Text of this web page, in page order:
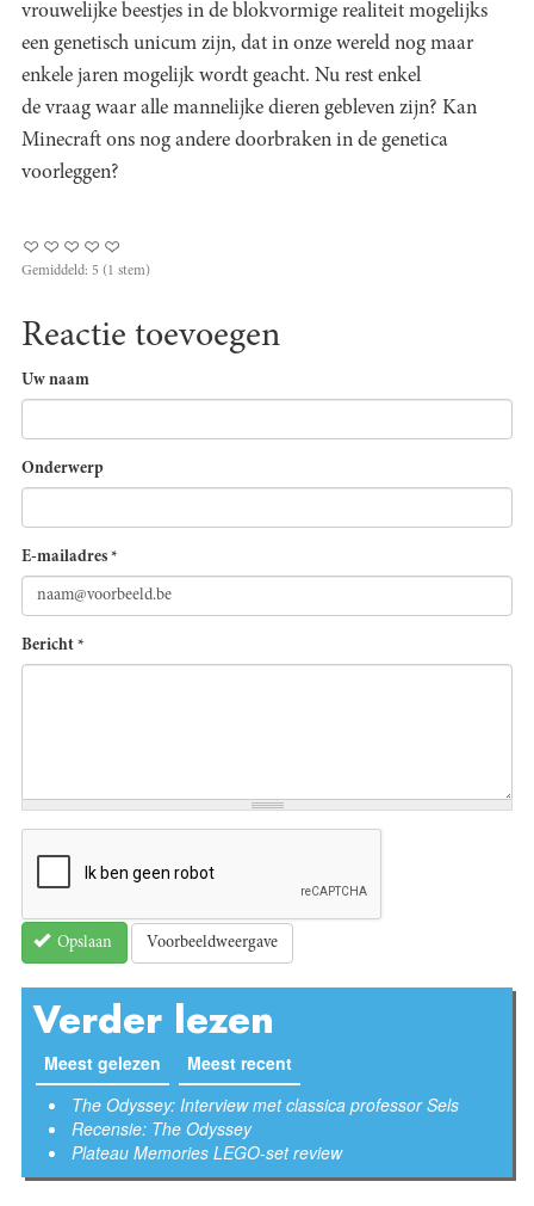
vrouwelijke beestjes in de blokvormige realiteit mogelijks
een genetisch unicum zijn, dat in onze wereld nog maar
enkele jaren mogelijk wordt geacht. Nu rest enkel
de vraag waar alle mannelijke dieren gebleven zijn? Kan
Minecraft ons nog andere doorbraken in de genetica
voorleggen?
Gemiddeld: 5 (1 stem)
Reactie toevoegen
Uw naam
Onderwerp
E-mailadres *
Bericht *
Opslaan Voorbeeldweergave
Verder lezen
Meest gelezen Meest recent
The Odyssey: Interview met classica professor Sels
Recensie: The Odyssey
Plateau Memories LEGO-set review